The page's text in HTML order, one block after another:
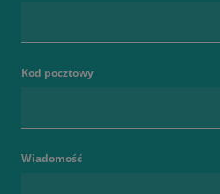
Kod pocztowy
Wiadomość